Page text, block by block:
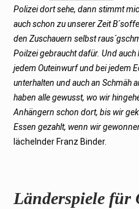
Polizei dort sehe, dann stimmt
auch schon zu unserer Zeit
den Zuschauern selbst
Poilzei gebraucht dafür. Und
jedem Outeinwurf und bei jedem
unterhalten und auch an Schmäh
haben alle gewusst, wo wir
Anhängern schon dort, bis wir
Essen gezahlt, wenn wir
lächelnder Franz Binder.
Länderspiele für